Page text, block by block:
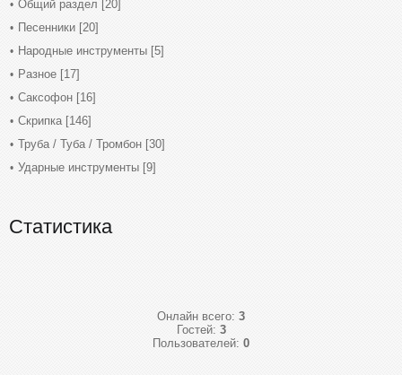
Общий раздел [20]
Песенники [20]
Народные инструменты [5]
Разное [17]
Саксофон [16]
Скрипка [146]
Труба / Туба / Тромбон [30]
Ударные инструменты [9]
Статистика
Онлайн всего: 3
Гостей: 3
Пользователей: 0